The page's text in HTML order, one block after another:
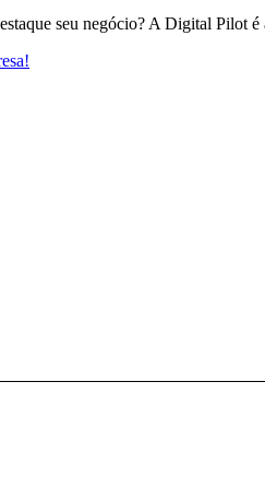
seu negócio? A Digital Pilot é